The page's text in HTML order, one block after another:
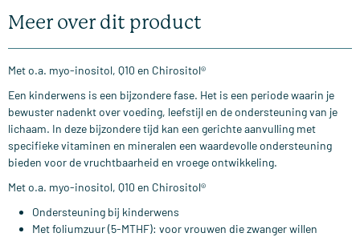
Meer over dit product
Met o.a. myo-inositol, Q10 en Chirositol®
Een kinderwens is een bijzondere fase. Het is een periode waarin je
bewuster nadenkt over voeding, leefstijl en de ondersteuning van je
lichaam. In deze bijzondere tijd kan een gerichte aanvulling met
specifieke vitaminen en mineralen een waardevolle ondersteuning
bieden voor de vruchtbaarheid en vroege ontwikkeling.
Met o.a. myo-inositol, Q10 en Chirositol®
Ondersteuning bij kinderwens
Met foliumzuur (5-MTHF): voor vrouwen die zwanger willen